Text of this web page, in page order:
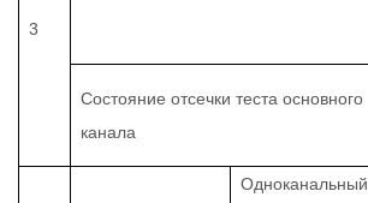
3
Состояние отсечки теста основного
канала
Одноканальный